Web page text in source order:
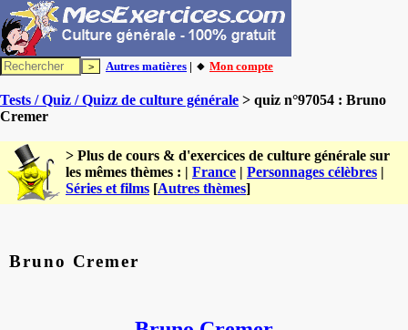
Autres matières | 🔸 Mon compte
Tests / Quiz / Quizz de culture générale > quiz n°97054 : Bruno
Cremer
> Plus de cours & d'exercices de culture générale sur
les mêmes thèmes : | France | Personnages célèbres |
Séries et films [Autres thèmes]
Bruno Cremer